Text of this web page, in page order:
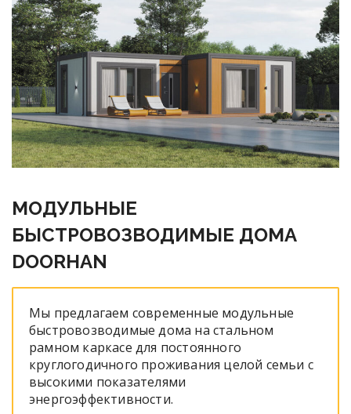
МОДУЛЬНЫЕ
БЫСТРОВОЗВОДИМЫЕ ДОМА
DOORHAN
Мы предлагаем современные модульные
быстровозводимые дома на стальном
рамном каркасе для постоянного
круглогодичного проживания целой семьи с
высокими показателями
энергоэффективности.